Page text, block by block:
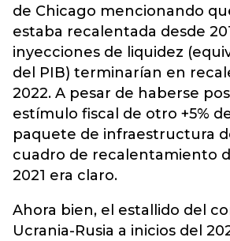
de Chicago mencionando
estaba recalentada desde
inyecciones de liquidez
del PIB) terminarían en
2022. A pesar de haberse
estímulo fiscal de otro +5%
paquete de infraestructura
cuadro de recalentamiento
2021 era claro.
Ahora bien, el estallido del
Ucrania-Rusia a inicios del